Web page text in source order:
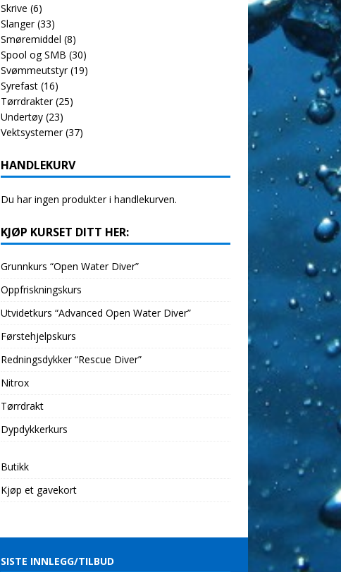
Skrive (6)
Slanger (33)
Smøremiddel (8)
Spool og SMB (30)
Svømmeutstyr (19)
Syrefast (16)
Tørrdrakter (25)
Undertøy (23)
Vektsystemer (37)
HANDLEKURV
Du har ingen produkter i handlekurven.
KJØP KURSET DITT HER:
Grunnkurs “Open Water Diver”
Oppfriskningskurs
Utvidetkurs “Advanced Open Water Diver”
Førstehjelpskurs
Redningsdykker “Rescue Diver”
Nitrox
Tørrdrakt
Dypdykkerkurs
Butikk
Kjøp et gavekort
SISTE INNLEGG/TILBUD